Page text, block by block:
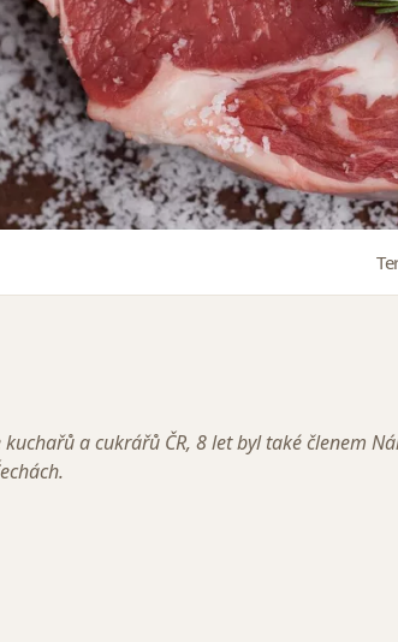
a cukrářů ČR, 8 let byl také členem